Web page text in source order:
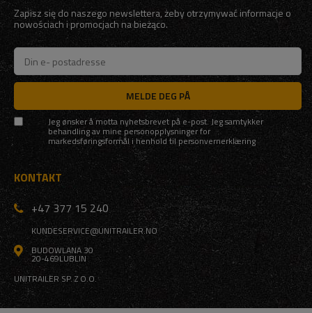
Zapisz się do naszego newslettera, żeby otrzymywać informacje o
nowościach i promocjach na bieżąco.
MELDE DEG PÅ
Jeg ønsker å motta nyhetsbrevet på e-post. Jeg samtykker
behandling av mine personopplysninger for
markedsføringsformål i henhold til personvernerklæring
KONTAKT
+47 377 15 240
KUNDESERVICE@UNITRAILER.NO
BUDOWLANA 30
20-469LUBLIN
UNITRAILER SP. Z O.O.